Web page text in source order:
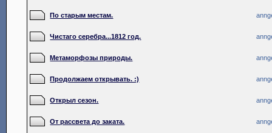
По старым местам.
Чистаго серебра...1812 год.
Метаморфозы природы.
Продолжаем открывать. :)
Открыл сезон.
От рассвета до заката.